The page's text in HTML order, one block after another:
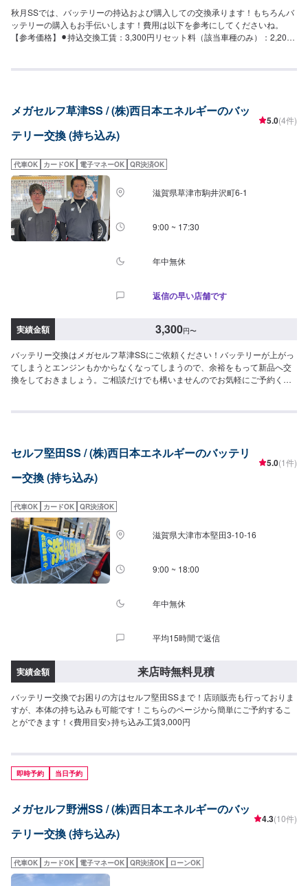
秋月SSでは、バッテリーの持込および購入しての交換承ります！もちろんバ
ッテリーの購入もお手伝いします！費用は以下を参考にしてくださいね。
【参考価格】⚫︎持込交換工賃：3,300円リセット料（該当車種のみ）：2,200
メガセルフ草津SS / (株)西日本エネルギーのバッ
テリー交換 (持ち込み)
5.0(4件)
代車OK カードOK 電子マネーOK QR決済OK
滋賀県草津市駒井沢町6-1
9:00 ~ 17:30
年中無休
返信の早い店舗です
実績金額 3,300円〜
バッテリー交換はメガセルフ草津SSにご依頼ください！バッテリーが上がっ
てしまうとエンジンもかからなくなってしまうので、余裕をもって新品へ交
換をしておきましょう。ご相談だけでも構いませんのでお気軽にご予約くだ
セルフ堅田SS / (株)西日本エネルギーのバッテリ
ー交換 (持ち込み)
5.0(1件)
代車OK カードOK QR決済OK
滋賀県大津市本堅田3-10-16
9:00 ~ 18:00
年中無休
平均15時間で返信
実績金額 来店時無料見積
バッテリー交換でお困りの方はセルフ堅田SSまで！店頭販売も行っておりま
すが、本体の持ち込みも可能です！こちらのページから簡単にご予約するこ
とができます！<費用目安>持ち込み工賃3,000円
即時予約 当日予約
メガセルフ野洲SS / (株)西日本エネルギーのバッ
テリー交換 (持ち込み)
4.3(10件)
代車OK カードOK 電子マネーOK QR決済OK ローンOK